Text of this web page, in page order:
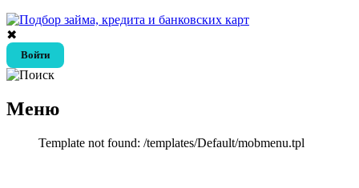
✖
Войти
Меню
Template not found: /templates/Default/mobmenu.tpl